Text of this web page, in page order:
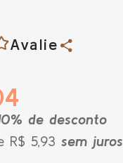
Avalie
de desconto
R$ 5,93 sem juros